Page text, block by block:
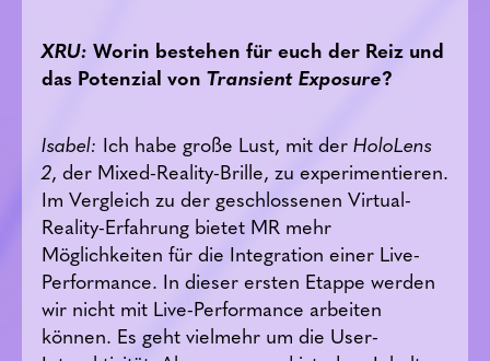
XRU: Worin bestehen für euch der Reiz und
das Potenzial von Transient Exposure?
Isabel: Ich habe große Lust, mit derHoloLens
2, der Mixed-Reality-Brille, zu experimentieren.
Im Vergleich zu der geschlossenen Virtual-
Reality-Erfahrung bietet MR mehr
Möglichkeiten für die Integration einer Live-
Performance. In dieser ersten Etappe werden
wir nicht mit Live-Performance arbeiten
können. Es geht vielmehr um die User-